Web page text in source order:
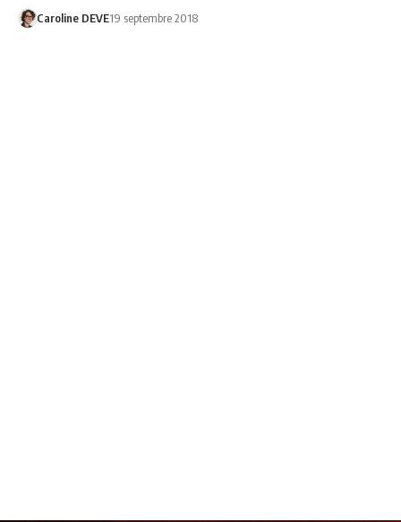
Caroline DEVE19 septembre 2018